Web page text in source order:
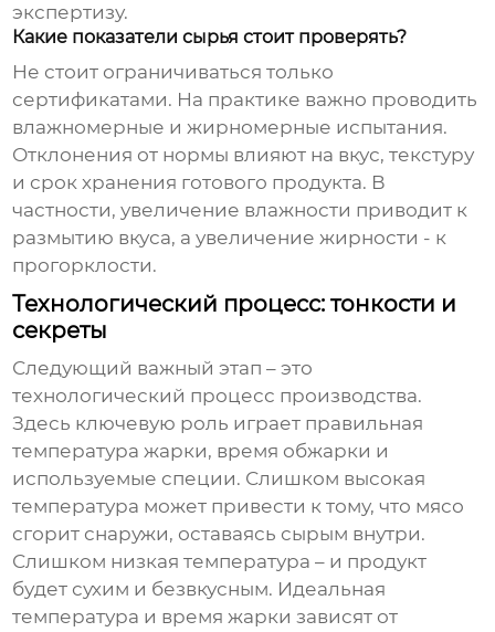
экспертизу.
Какие показатели сырья стоит проверять?
Не стоит ограничиваться только
сертификатами. На практике важно проводить
влажномерные и жирномерные испытания.
Отклонения от нормы влияют на вкус, текстуру
и срок хранения готового продукта. В
частности, увеличение влажности приводит к
размытию вкуса, а увеличение жирности - к
прогорклости.
Технологический процесс: тонкости и
секреты
Следующий важный этап – это
технологический процесс производства.
Здесь ключевую роль играет правильная
температура жарки, время обжарки и
используемые специи. Слишком высокая
температура может привести к тому, что мясо
сгорит снаружи, оставаясь сырым внутри.
Слишком низкая температура – и продукт
будет сухим и безвкусным. Идеальная
температура и время жарки зависят от